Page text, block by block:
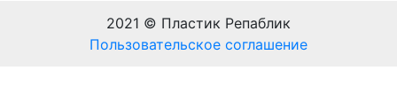
2021 © Пластик Репаблик
Пользовательское соглашение